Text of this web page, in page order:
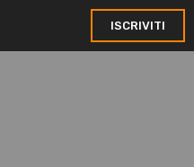
ISCRIVITI